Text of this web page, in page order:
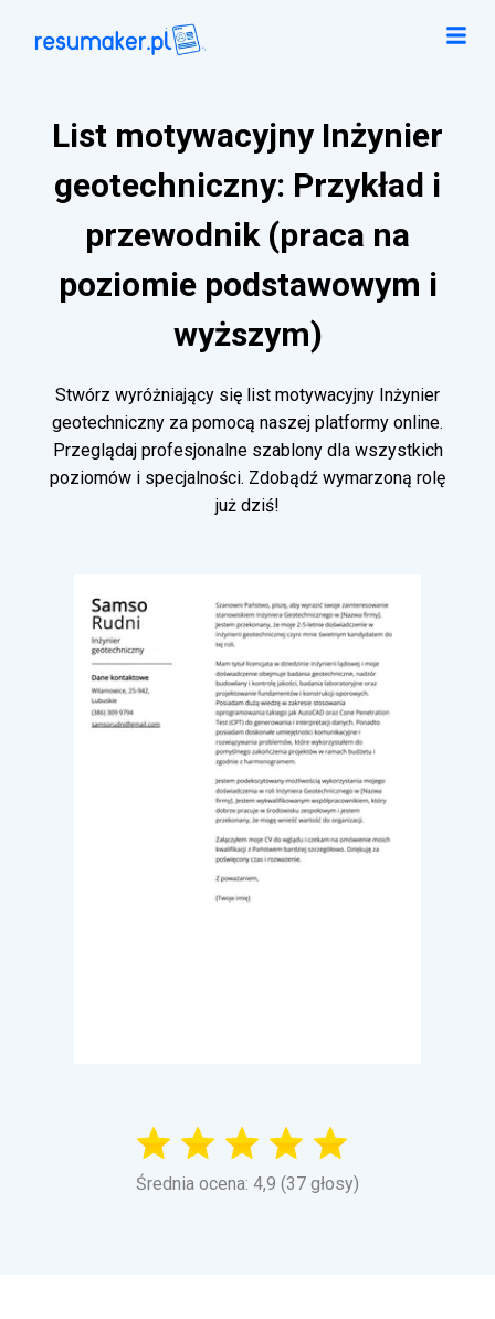
List motywacyjny Inżynier
geotechniczny: Przykład i
przewodnik (praca na
poziomie podstawowym i
wyższym)
Stwórz wyróżniający się list motywacyjny Inżynier
geotechniczny za pomocą naszej platformy online.
Przeglądaj profesjonalne szablony dla wszystkich
poziomów i specjalności. Zdobądź wymarzoną rolę
już dziś!
Średnia ocena: 4,9 (37 głosy)